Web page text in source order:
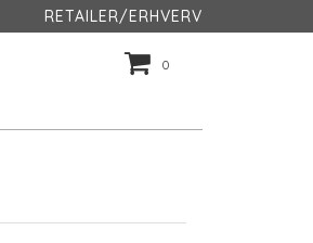
RETAILER/ERHVERV
0